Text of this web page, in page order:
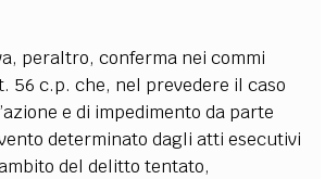
peraltro, conferma nei commi
56 c.p. che, nel prevedere il caso
e di impedimento da parte
determinato dagli atti esecutivi
del delitto tentato,